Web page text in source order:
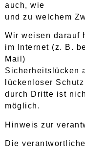
auch, wie
und zu welchem
Wir weisen darauf
im Internet (z. B.
Mail)
Sicherheitslücken
lückenloser
durch Dritte ist
möglich.
Hinweis zur
Die